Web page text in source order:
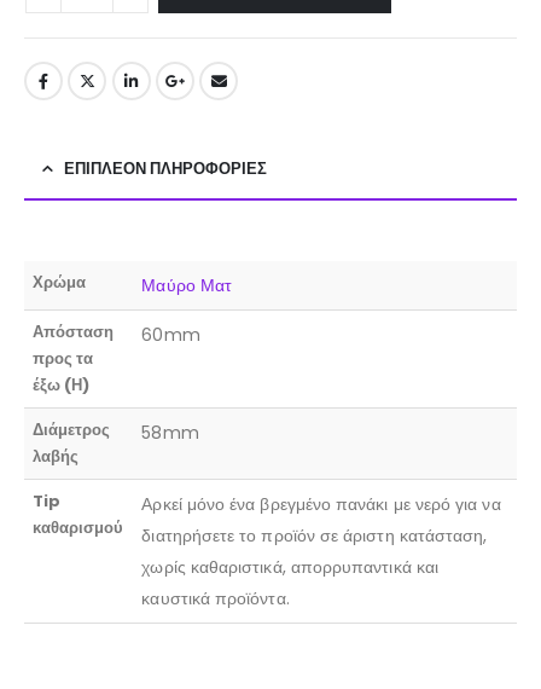
ΕΠΙΠΛΈΟΝ ΠΛΗΡΟΦΟΡΊΕΣ
Χρώμα Μαύρο Ματ
Απόσταση
προς τα
έξω (Η)
60mm
Διάμετρος
λαβής
58mm
Tip
καθαρισμού
Αρκεί μόνο ένα βρεγμένο πανάκι με νερό για να
διατηρήσετε το προϊόν σε άριστη κατάσταση,
χωρίς καθαριστικά, απορρυπαντικά και
καυστικά προϊόντα.